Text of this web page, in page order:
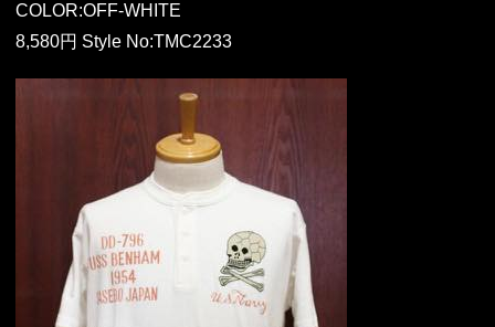
COLOR:OFF-WHITE
8,580円 Style No:TMC2233